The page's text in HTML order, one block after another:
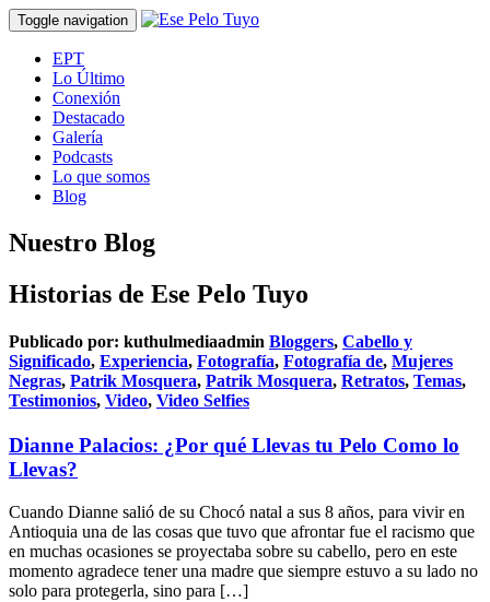
Toggle navigation
EPT
Lo Último
Conexión
Destacado
Galería
Podcasts
Lo que somos
Blog
Nuestro Blog
Historias de Ese Pelo Tuyo
Publicado por: kuthulmediaadmin Bloggers, Cabello y
Significado, Experiencia, Fotografía, Fotografía de, Mujeres
Negras, Patrik Mosquera, Patrik Mosquera, Retratos, Temas,
Testimonios, Video, Video Selfies
Dianne Palacios: ¿Por qué Llevas tu Pelo Como lo
Llevas?
Cuando Dianne salió de su Chocó natal a sus 8 años, para vivir en
Antioquia una de las cosas que tuvo que afrontar fue el racismo que
en muchas ocasiones se proyectaba sobre su cabello, pero en este
momento agradece tener una madre que siempre estuvo a su lado no
solo para protegerla, sino para […]